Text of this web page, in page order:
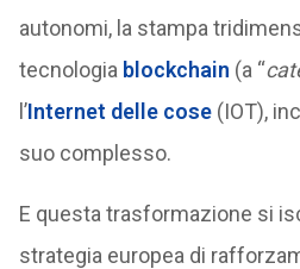
autonomi, la stampa
tecnologia blockchain (a “
l’Internet delle cose(IOT),
suo complesso.
E questa trasformazione si
strategia europea di